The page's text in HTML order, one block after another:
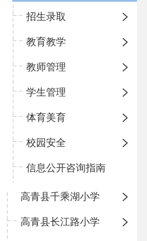
招生录取
教育教学
教师管理
学生管理
体育美育
校园安全
信息公开咨询指南
高青县千乘湖小学
高青县长江路小学